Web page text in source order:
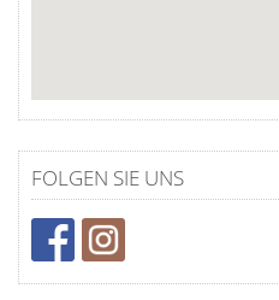
FOLGEN SIE UNS